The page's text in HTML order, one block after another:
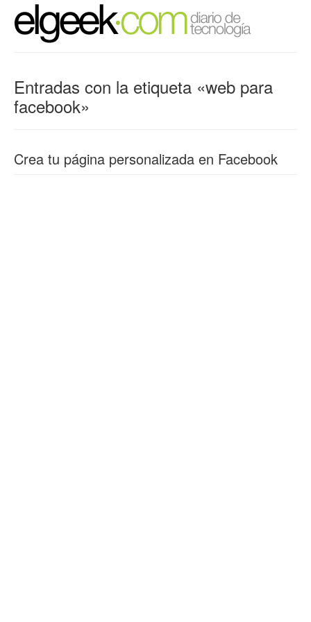
Entradas con la etiqueta «web para
facebook»
Crea tu página personalizada en Facebook